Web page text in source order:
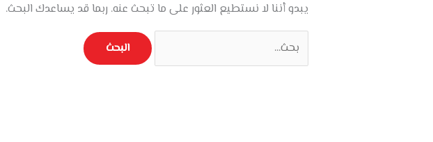
يبدو أننا لا نستطيع العثور على ما تبحث عنه. ربما قد يساعدك البحث.
البحث